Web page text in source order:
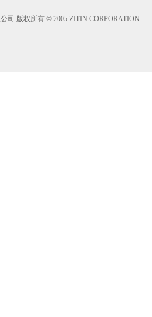
司 版权所有 © 2005 ZITIN CORPORATION.